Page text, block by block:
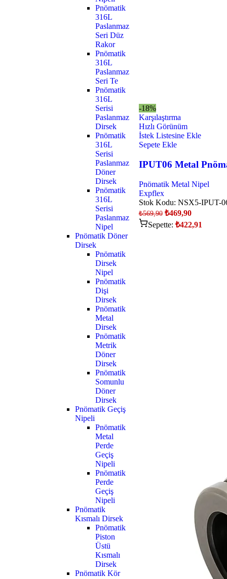
Pnömatik
316L
Paslanmaz
Seri Düz
Rakor
Pnömatik
316L
Paslanmaz
Seri Te
Pnömatik
316L
Serisi
Paslanmaz
Dirsek
Pnömatik
316L
Serisi
Paslanmaz
Döner
Dirsek
Pnömatik
316L
Serisi
Paslanmaz
Nipel
Pnömatik Döner
Dirsek
Pnömatik
Dirsek
Nipel
Pnömatik
Dişi
Dirsek
Pnömatik
Metal
Dirsek
Pnömatik
Metrik
Döner
Dirsek
Pnömatik
Somunlu
Döner
Dirsek
Pnömatik Geçiş
Nipeli
Pnömatik
Metal
Perde
Geçiş
Nipeli
Pnömatik
Perde
Geçiş
Nipeli
Pnömatik
Kısmalı Dirsek
Pnömatik
Piston
Üstü
Kısmalı
Dirsek
Pnömatik Kör
-18%
Karşılaştırma
Hızlı Görünüm
İstek Listesine Ekle
Sepete Ekle
IPUT06 Metal
Pnömatik Metal Nipel
Expflex
Stok Kodu: NSX5-IPUT-
₺569,90 ₺469,90
Sepette: ₺422,91